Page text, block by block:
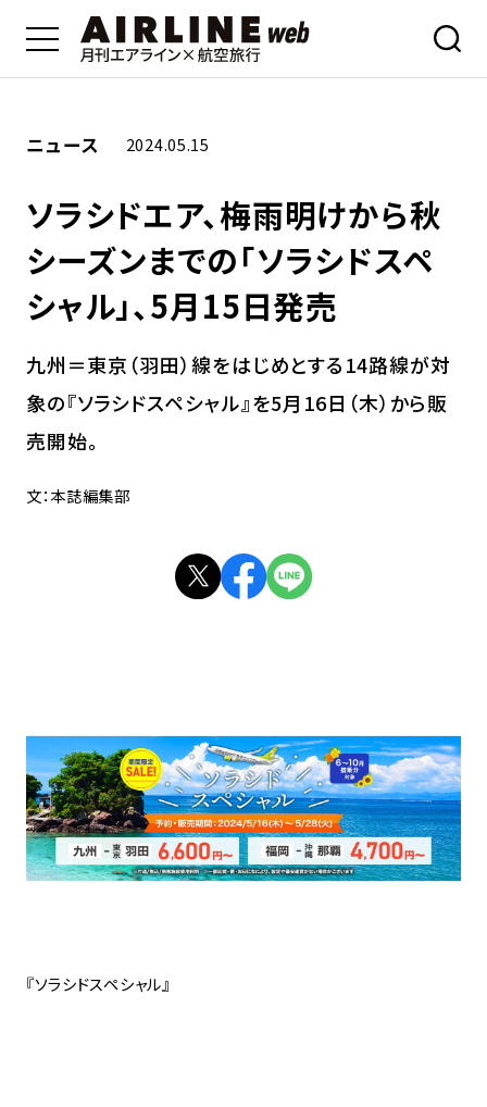
ニュース 2024.05.15
ソラシドエア、梅雨明けから秋
シーズンまでの「ソラシドスペ
シャル」、5月15日発売
九州＝東京（羽田）線をはじめとする14路線が対
象の『ソラシドスペシャル』を5月16日（木）から販
売開始。
文：本誌編集部
『ソラシドスペシャル』